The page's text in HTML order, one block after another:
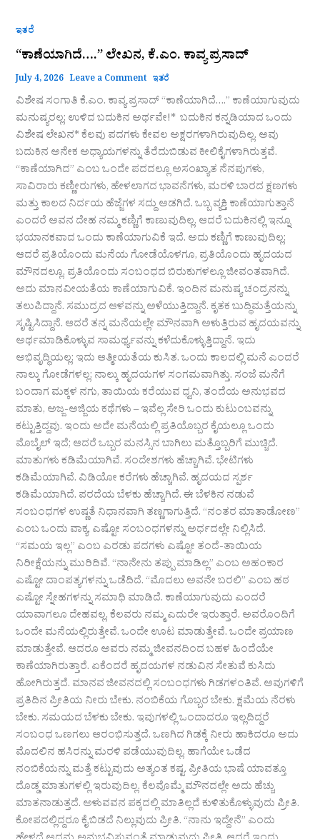
ಇತರೆ
“ಕಾಣೆಯಾಗಿದೆ….” ಲೇಖನ, ಕೆ.ಎಂ. ಕಾವ್ಯ ಪ್ರಸಾದ್
July 4, 2026 Leave a Comment ಇತರೆ
ವಿಶೇಷ ಸಂಗಾತಿ ಕೆ.ಎಂ. ಕಾವ್ಯ ಪ್ರಸಾದ್ “ಕಾಣೆಯಾಗಿದೆ….” ಕಾಣೆಯಾಗುವುದು
ಮನುಷ್ಯರಲ್ಲ; ಉಳಿದ ಬದುಕಿನ ಅರ್ಥವೇ!* ಬದುಕಿನ ಕನ್ನಡಿಯಾದ ಒಂದು
ವಿಶೇಷ ಲೇಖನ* ಕೆಲವು ಪದಗಳು ಕೇವಲ ಅಕ್ಷರಗಳಾಗಿರುವುದಿಲ್ಲ. ಅವು
ಬದುಕಿನ ಅನೇಕ ಅಧ್ಯಾಯಗಳನ್ನು ತೆರೆದುಬಿಡುವ ಕೀಲಿಕೈಗಳಾಗಿರುತ್ತವೆ.
“ಕಾಣೆಯಾಗಿದ” ಎಂಬ ಒಂದೇ ಪದದಲ್ಲೂ ಅಸಂಖ್ಯಾತ ನೆನಪುಗಳು,
ಸಾವಿರಾರು ಕಣ್ಣೀರುಗಳು, ಹೇಳಲಾಗದ ಭಾವನೆಗಳು, ಮರಳಿ ಬಾರದ ಕ್ಷಣಗಳು
ಮತ್ತು ಕಾಲದ ನಿರ್ದಯ ಹೆಜ್ಜೆಗಳ ಸದ್ದು ಅಡಗಿದೆ. ಒಬ್ಬ ವ್ಯಕ್ತಿ ಕಾಣೆಯಾಗುತ್ತಾನೆ
ಎಂದರೆ ಅವನ ದೇಹ ನಮ್ಮ ಕಣ್ಣಿಗೆ ಕಾಣುವುದಿಲ್ಲ. ಆದರೆ ಬದುಕಿನಲ್ಲಿ ಇನ್ನೂ
ಭಯಾನಕವಾದ ಒಂದು ಕಾಣೆಯಾಗುವಿಕೆ ಇದೆ. ಅದು ಕಣ್ಣಿಗೆ ಕಾಣುವುದಿಲ್ಲ;
ಆದರೆ ಪ್ರತಿಯೊಂದು ಮನೆಯ ಗೋಡೆಯೊಳಗೂ, ಪ್ರತಿಯೊಂದು ಹೃದಯದ
ಮೌನದಲ್ಲೂ, ಪ್ರತಿಯೊಂದು ಸಂಬಂಧದ ಬಿರುಕುಗಳಲ್ಲೂ ಜೀವಂತವಾಗಿದೆ.
ಅದು ಮಾನವೀಯತೆಯ ಕಾಣೆಯಾಗುವಿಕೆ. ಇಂದಿನ ಮನುಷ್ಯ ಚಂದ್ರನನ್ನು
ತಲುಪಿದ್ದಾನೆ. ಸಮುದ್ರದ ಆಳವನ್ನು ಅಳೆಯುತ್ತಿದ್ದಾನೆ. ಕೃತಕ ಬುದ್ಧಿಮತ್ತೆಯನ್ನು
ಸೃಷ್ಟಿಸಿದ್ದಾನೆ. ಆದರೆ ತನ್ನ ಮನೆಯಲ್ಲೇ ಮೌನವಾಗಿ ಅಳುತ್ತಿರುವ ಹೃದಯವನ್ನು
ಅರ್ಥಮಾಡಿಕೊಳ್ಳುವ ಸಾಮರ್ಥ್ಯವನ್ನು ಕಳೆದುಕೊಳ್ಳುತ್ತಿದ್ದಾನೆ. ಇದು
ಅಭಿವೃದ್ಧಿಯಲ್ಲ; ಇದು ಆತ್ಮೀಯತೆಯ ಕುಸಿತ. ಒಂದು ಕಾಲದಲ್ಲಿ ಮನೆ ಎಂದರೆ
ನಾಲ್ಕು ಗೋಡೆಗಳಲ್ಲ; ನಾಲ್ಕು ಹೃದಯಗಳ ಸಂಗಮವಾಗಿತ್ತು. ಸಂಜೆ ಮನೆಗೆ
ಬಂದಾಗ ಮಕ್ಕಳ ನಗು, ತಾಯಿಯ ಕರೆಯುವ ಧ್ವನಿ, ತಂದೆಯ ಅನುಭವದ
ಮಾತು, ಅಜ್ಜ-ಅಜ್ಜಿಯ ಕಥೆಗಳು – ಇವೆಲ್ಲ ಸೇರಿ ಒಂದು ಕುಟುಂಬವನ್ನು
ಕಟ್ಟುತ್ತಿದ್ದವು. ಇಂದು ಅದೇ ಮನೆಯಲ್ಲಿ ಪ್ರತಿಯೊಬ್ಬರ ಕೈಯಲ್ಲೂ ಒಂದು
ಮೊಬೈಲ್ ಇದೆ; ಆದರೆ ಒಬ್ಬರ ಮನಸ್ಸಿನ ಬಾಗಿಲು ಮತ್ತೊಬ್ಬರಿಗೆ ಮುಚ್ಚಿದೆ.
ಮಾತುಗಳು ಕಡಿಮೆಯಾಗಿವೆ. ಸಂದೇಶಗಳು ಹೆಚ್ಚಾಗಿವೆ. ಭೇಟಿಗಳು
ಕಡಿಮೆಯಾಗಿವೆ. ವಿಡಿಯೋ ಕರೆಗಳು ಹೆಚ್ಚಾಗಿವೆ. ಹೃದಯದ ಸ್ಪರ್ಶ
ಕಡಿಮೆಯಾಗಿದೆ. ಪರದೆಯ ಬೆಳಕು ಹೆಚ್ಚಾಗಿದೆ. ಈ ಬೆಳಕಿನ ನಡುವೆ
ಸಂಬಂಧಗಳ ಉಷ್ಣತೆ ನಿಧಾನವಾಗಿ ತಣ್ಣಗಾಗುತ್ತಿದೆ. “ನಂತರ ಮಾತಾಡೋಣ”
ಎಂಬ ಒಂದು ವಾಕ್ಯ, ಎಷ್ಟೋ ಸಂಬಂಧಗಳನ್ನು ಅರ್ಧದಲ್ಲೇ ನಿಲ್ಲಿಸಿದೆ.
“ಸಮಯ ಇಲ್ಲ” ಎಂಬ ಎರಡು ಪದಗಳು ಎಷ್ಟೋ ತಂದೆ-ತಾಯಿಯ
ನಿರೀಕ್ಷೆಯನ್ನು ಮುರಿದಿವೆ. “ನಾನೇನು ತಪ್ಪು ಮಾಡಿಲ್ಲ” ಎಂಬ ಅಹಂಕಾರ
ಎಷ್ಟೋ ದಾಂಪತ್ಯಗಳನ್ನು ಒಡೆದಿದೆ. “ಮೊದಲು ಅವನೇ ಬರಲಿ” ಎಂಬ ಹಠ
ಎಷ್ಟೋ ಸ್ನೇಹಗಳನ್ನು ಸಮಾಧಿ ಮಾಡಿದೆ. ಕಾಣೆಯಾಗುವುದು ಎಂದರೆ
ಯಾವಾಗಲೂ ದೇಹವಲ್ಲ. ಕೆಲವರು ನಮ್ಮ ಎದುರೇ ಇರುತ್ತಾರೆ. ಅವರೊಂದಿಗೆ
ಒಂದೇ ಮನೆಯಲ್ಲಿರುತ್ತೇವೆ. ಒಂದೇ ಊಟ ಮಾಡುತ್ತೇವೆ. ಒಂದೇ ಪ್ರಯಾಣ
ಮಾಡುತ್ತೇವೆ. ಆದರೂ ಅವರು ನಮ್ಮ ಜೀವನದಿಂದ ಬಹಳ ಹಿಂದೆಯೇ
ಕಾಣೆಯಾಗಿರುತ್ತಾರೆ. ಏಕೆಂದರೆ ಹೃದಯಗಳ ನಡುವಿನ ಸೇತುವೆ ಕುಸಿದು
ಹೋಗಿರುತ್ತದೆ. ಮಾನವ ಜೀವನದಲ್ಲಿ ಸಂಬಂಧಗಳು ಗಿಡಗಳಂತಿವೆ. ಅವುಗಳಿಗೆ
ಪ್ರತಿದಿನ ಪ್ರೀತಿಯ ನೀರು ಬೇಕು. ನಂಬಿಕೆಯ ಗೊಬ್ಬರ ಬೇಕು. ಕ್ಷಮೆಯ ನೆರಳು
ಬೇಕು. ಸಮಯದ ಬೆಳಕು ಬೇಕು. ಇವುಗಳಲ್ಲಿ ಒಂದಾದರೂ ಇಲ್ಲದಿದ್ದರೆ
ಸಂಬಂಧ ಒಣಗಲು ಆರಂಭಿಸುತ್ತದೆ. ಒಣಗಿದ ಗಿಡಕ್ಕೆ ನೀರು ಹಾಕಿದರೂ ಅದು
ಮೊದಲಿನ ಹಸಿರನ್ನು ಮರಳಿ ಪಡೆಯುವುದಿಲ್ಲ. ಹಾಗೆಯೇ ಒಡೆದ
ನಂಬಿಕೆಯನ್ನು ಮತ್ತೆ ಕಟ್ಟುವುದು ಅತ್ಯಂತ ಕಷ್ಟ. ಪ್ರೀತಿಯ ಭಾಷೆ ಯಾವತ್ತೂ
ದೊಡ್ಡ ಮಾತುಗಳಲ್ಲಿ ಇರುವುದಿಲ್ಲ. ಕೆಲವೊಮ್ಮೆ ಮೌನದಲ್ಲೇ ಅದು ಹೆಚ್ಚು
ಮಾತನಾಡುತ್ತದೆ. ಅಳುವವನ ಪಕ್ಕದಲ್ಲಿ ಮಾತಿಲ್ಲದೆ ಕುಳಿತುಕೊಳ್ಳುವುದು ಪ್ರೀತಿ.
ಕೋಪದಲ್ಲಿದ್ದರೂ ಕೈ ಬಿಡದೆ ನಿಲ್ಲುವುದು ಪ್ರೀತಿ. “ನಾನು ಇದ್ದೇನೆ” ಎಂದು